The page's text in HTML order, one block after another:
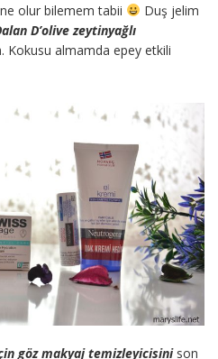
olur bilemem tabii
Duş jelim
D’olive zeytinyağlı
Kokusu almamda epey etkili
göz makyaj temizleyicisinison